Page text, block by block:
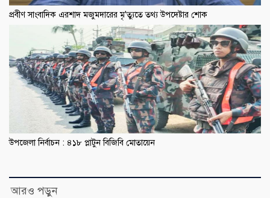
প্রবীণ সাংবাদিক এরশাদ মজুমদারের মৃ'ত্যুতে তথ্য উপদেষ্টার শোক
উপজেলা নির্বাচন : ৪১৮ প্লাটুন বিজিবি মোতায়েন
আরও পড়ুন